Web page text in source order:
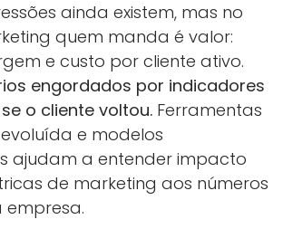
ainda existem, mas no
quem manda é valor:
e custo por cliente ativo.
engordados por indicadores
o cliente voltou. Ferramentas
e modelos
ajudam a entender impacto
de marketing aos números
empresa.